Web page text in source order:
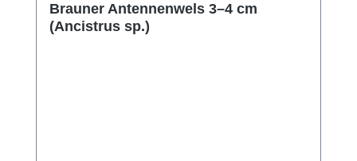
Brauner Antennenwels 3–4 cm
(Ancistrus sp.)